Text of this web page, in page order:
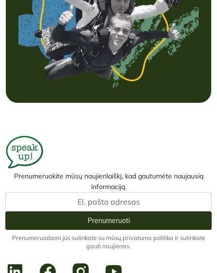
Prenumeruokite mūsų naujienlaiškį, kad gautumėte naujausią
informaciją.
Prenumeruoti
Prenumeruodami jūs sutinkate su mūsų privatumo politika ir sutinkate
gauti naujienas.